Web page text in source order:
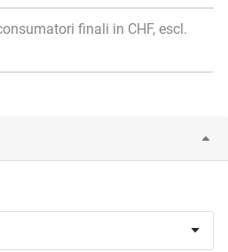
finali in CHF, escl.